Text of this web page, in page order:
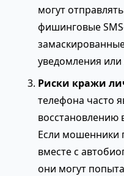
могут
фишинговые
уведомления
Риски кражи
телефона часто
восстановлению
Если мошенники
вместе с
они могут